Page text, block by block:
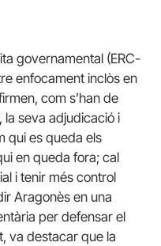
governamental (ERC-
enfocament inclòs en
com s’han de
la seva adjudicació i
qui es queda els
en queda fora; cal
i tenir més control
Aragonès en una
per defensar el
va destacar que la